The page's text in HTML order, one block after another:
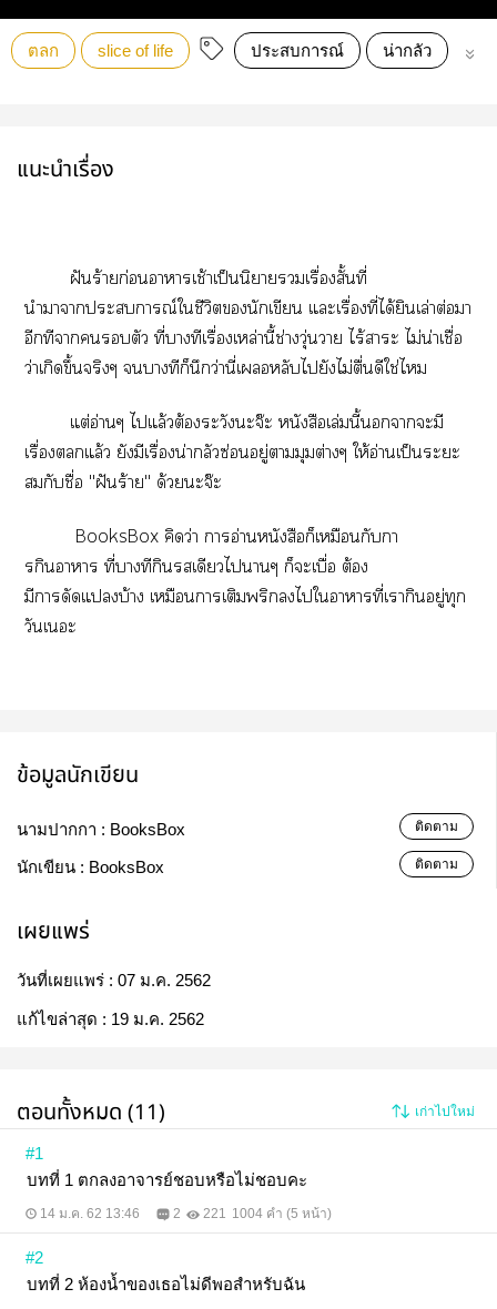
ตลก slice of life ประสบการณ์ น่ากลัว คว
แนะนำเรื่อง
ฝันร้ายก่อนาาเช้าเป็นนิยายเรื่องสั้นที่
นำาาะการณ์ใชีวิตนักเขียน แะเรื่องที่ได้ยินเล่าต่อมา
อีกทีาตัว ที่บางทีเรื่องเหล่านี้ช่างวุ่นวาย ไร้าะ ไม่น่าเชื่อ
ว่าเกิดขึ้นจริงๆ บางทีก็นึกว่านี่เหลับไยังไม่ตื่นดีใช่ไ
แต่อ่านๆ ไแล้วต้องระวังะจ๊ะ หนังสือเล่มนี้าะมี
เรื่องแล้ว ยังมีเรื่องน่ากลัวซ่อนอยู่ามุมต่างๆ ให้อ่านเป็นะะ
กับชื่อ "ฝันร้าย" ด้วยะจ๊ะ
BooksBox คิดว่า าอ่านหนังสือก็เหมือนกับกา
รกิาา ที่บางทีกินเดียวไาๆ ก็ะเบื่อ ต้อง
มีาดัดแบ้าง เหมือนการเติมพริกไใาาที่เากินอยู่ทุก
วันเะ
ข้อมูลนักเขียน
นามปากกา : BooksBox ติดตาม
นักเขียน : BooksBox ติดตาม
เผยแพร่
วันที่เผยแพร่ : 07 ม.ค. 2562
แก้ไขล่าสุด : 19 ม.ค. 2562
ตอนทั้งหมด (11) เก่าไปใหม่
#1
บทที่ 1 ตกลงอาจารย์ชอบหรือไม่ชอบคะ
14 ม.ค. 62 13:46 2 221 1004 คำ (5 หน้า)
#2
บทที่ 2 ห้องน้ำของเธอไม่ดีพอสำหรับฉัน